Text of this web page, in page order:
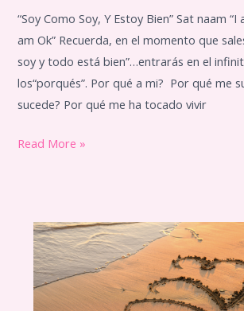
“Soy Como Soy, Y Estoy Bien” Sat naam
am Ok” Recuerda, en el momento que
soy y todo está bien”…entrarás en el
los“porqués”. Por qué a mi? Por qué me
sucede? Por qué me ha tocado vivir
y
estoy
Read More »